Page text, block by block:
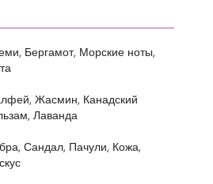
Бергамот, Морские ноты,
Жасмин, Канадский
Лаванда
Сандал, Пачули, Кожа,